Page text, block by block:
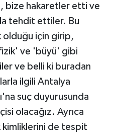
bize hakaretler etti ve
tehdit ettiler. Bu
olduğu için girip,
ve 'büyü' gibi
ve belli ki buradan
ilgili Antalya
suç duyurusunda
olacağız. Ayrıca
kimliklerini de tespit